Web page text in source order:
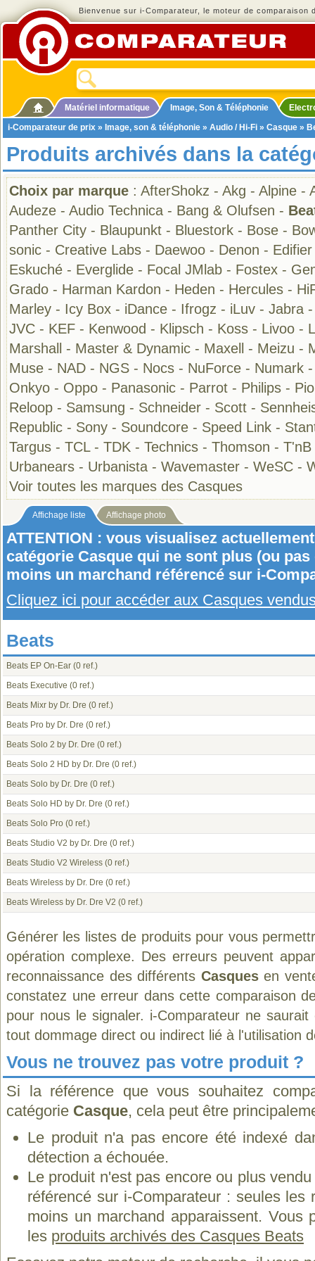
Bienvenue sur i-Comparateur, le moteur de comparaison
Matériel informatique Image, Son & Téléphonie
i-Comparateur de prix » Image, son & téléphonie » Audio / Hi-Fi » Casque »
Produits archivés dans la
Choix par marque : AfterShokz - Akg - Alpine -
Audeze - Audio Technica - Bang & Olufsen -
Panther City - Blaupunkt - Bluestork - Bose -
sonic - Creative Labs - Daewoo - Denon - Edifier
Eskuché - Everglide - Focal JMlab - Fostex -
Grado - Harman Kardon - Heden - Hercules -
Marley - Icy Box - iDance - Ifrogz - iLuv - Jabra
JVC - KEF - Kenwood - Klipsch - Koss - Livoo -
Marshall
- Master & Dynamic - Maxell - Meizu -
Muse - NAD - NGS - Nocs - NuForce - Numark
Onkyo - Oppo - Panasonic - Parrot - Philips -
Reloop - Samsung - Schneider - Scott -
Republic - Sony - Soundcore - Speed Link -
Targus - TCL- TDK - Technics - Thomson - T'nB
Urbanears - Urbanista - Wavemaster - WeSC -
Voir toutes les marques des Casques
Affichage liste Affichage photo
ATTENTION : vous visualisez
catégorie Casque qui ne sont plus (ou
moins un marchand référencé sur i-
Cliquez ici pour accéder aux Casques
Beats
Beats EP On-Ear (0 ref.)
Beats Executive (0 ref.)
Beats Mixr by Dr. Dre (0 ref.)
Beats Pro by Dr. Dre (0 ref.)
Beats Solo 2 by Dr. Dre (0 ref.)
Beats Solo 2 HD by Dr. Dre (0 ref.)
Beats Solo by Dr. Dre (0 ref.)
Beats Solo HD by Dr. Dre (0 ref.)
Beats Solo Pro (0 ref.)
Beats Studio V2 by Dr. Dre (0 ref.)
Beats Studio V2 Wireless (0 ref.)
Beats Wireless by Dr. Dre (0 ref.)
Beats Wireless by Dr. Dre V2 (0 ref.)
Générer les listes de produits pour vous
opération complexe. Des erreurs peuvent
reconnaissance des différents Casquesen
constatez une erreur dans cette comparaison
pour nous le signaler. i-Comparateur ne
tout dommage direct ou indirect lié à l'utilisation
Vous ne trouvez pas votre produit ?
Si la référence que vous souhaitez
catégorie Casque, cela peut être
Le produit n'a pas encore été indexé
détection a échouée.
Le produit n'est pas encore ou plus
référencé sur i-Comparateur : seules les
moins un marchand apparaissent. Vous
les produits archivés des Casques Beats